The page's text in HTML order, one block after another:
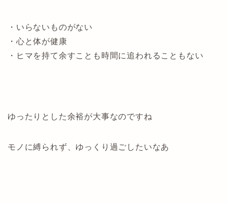
・いらないものがない
・心と体が健康
・ヒマを持て余すことも時間に追われることもない
ゆったりとした余裕が大事なのですね
モノに縛られず、ゆっくり過ごしたいなあ